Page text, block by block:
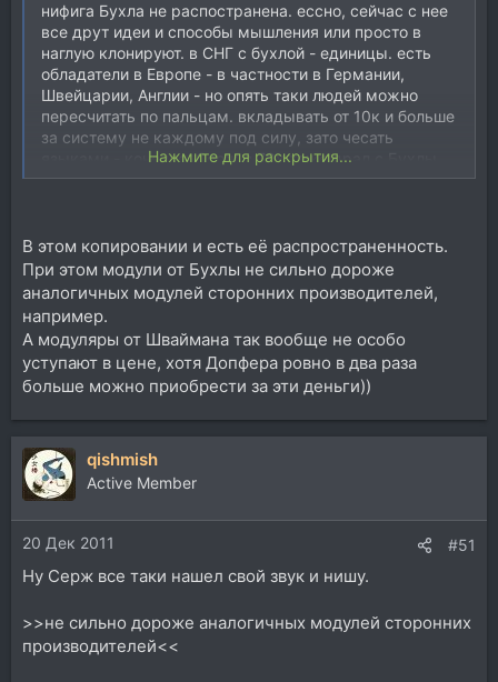
нифига Бухла не распостранена. ессно, сейчас с нее
все друт идеи и способы мышления или просто в
наглую клонируют. в СНГ с бухлой - единицы. есть
обладатели в Европе - в частности в Германии,
Швейцарии, Англии - но опять таки людей можно
пересчитать по пальцам. вкладывать от 10к и больше
за систему не каждому под силу, зато чесать
языками - конечно. Серж с 70х тоже драл с Бухлы
но так и не смог завоевать благосклонности
Нажмите для раскрытия...
В этом копировании и есть её распространенность.
При этом модули от Бухлы не сильно дороже
аналогичных модулей сторонних производителей,
например.
А модуляры от Шваймана так вообще не особо
уступают в цене, хотя Допфера ровно в два раза
больше можно приобрести за эти деньги))
qishmish
Active Member
20 Дек 2011 #51
Ну Серж все таки нашел свой звук и нишу.
>>не сильно дороже аналогичных модулей сторонних
производителей<<